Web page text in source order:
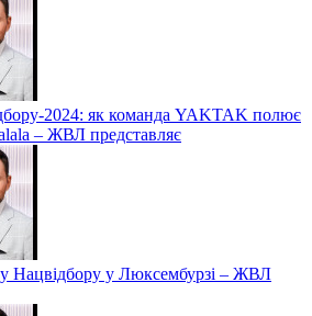
2024: як команда YAKTAK полює
– ЖВЛ представляє
Нацвідбору у Люксембурзі – ЖВЛ